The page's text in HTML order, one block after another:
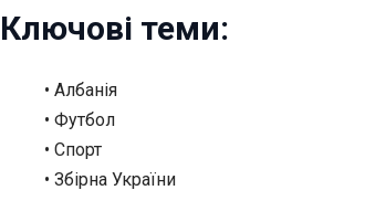
Ключові теми:
• Албанія
• Футбол
• Спорт
• Збірна України